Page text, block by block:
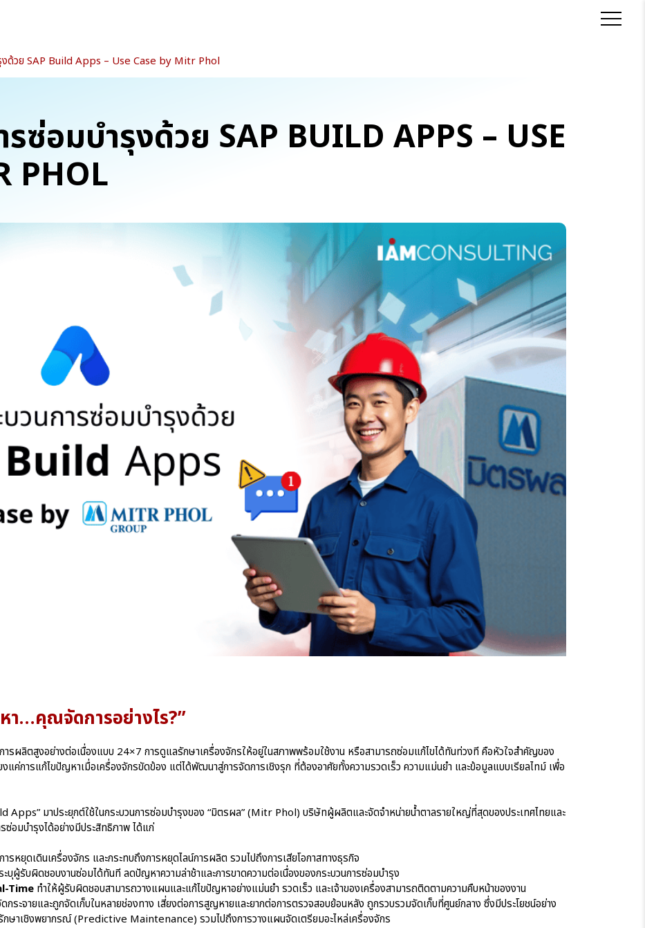
งด้วย SAP Build Apps – Use Case by Mitr Phol
ซ่อมบำรุงด้วย SAP BUILD APPS – USE
PHOL
…คุณจัดการอย่างไร?”
ผลิตสูงอย่างต่อเนื่องแบบ 24×7 การดูแลรักษาเครื่องจักรให้อยู่ในสภาพพร้อมใช้งาน หรือสามารถซ่อมแก้ไขได้ทันท่วงที คือหัวใจสำคัญของ
งแค่การแก้ไขปัญหาเมื่อเครื่องจักรขัดข้อง แต่ได้พัฒนาสู่การจัดการเชิงรุก ที่ต้องอาศัยทั้งความรวดเร็ว ความแม่นยำ และข้อมูลแบบเรียลไทม์ เพื่อ
Apps” มาประยุกต์ใช้ในกระบวนการซ่อมบำรุงของ “มิตรผล” (Mitr Phol) บริษัทผู้ผลิตและจัดจำหน่ายน้ำตาลรายใหญ่ที่สุดของประเทศไทยและ
อมบำรุงได้อย่างมีประสิทธิภาพ ได้แก่
รหยุดเดินเครื่องจักร และกระทบถึงการหยุดไลน์การผลิต รวมไปถึงการเสียโอกาสทางธุรกิจ
ะบุผู้รับผิดชอบงานซ่อมได้ทันที ลดปัญหาความล่าช้าและการขาดความต่อเนื่องของกระบวนการซ่อมบำรุง
Time ทำให้ผู้รับผิดชอบสามารถวางแผนและแก้ไขปัญหาอย่างแม่นยำ รวดเร็ว และเจ้าของเครื่องสามารถติดตามความคืบหน้าของงาน
กระจายและถูกจัดเก็บในหลายช่องทาง เสี่ยงต่อการสูญหายและยากต่อการตรวจสอบย้อนหลัง ถูกรวบรวมจัดเก็บที่ศูนย์กลาง ซึ่งมีประโยชน์อย่าง
รักษาเชิงพยากรณ์ (Predictive Maintenance) รวมไปถึงการวางแผนจัดเตรียมอะไหล่เครื่องจักร